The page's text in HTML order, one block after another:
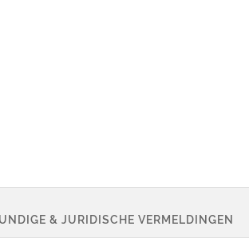
& JURIDISCHE VERMELDINGEN